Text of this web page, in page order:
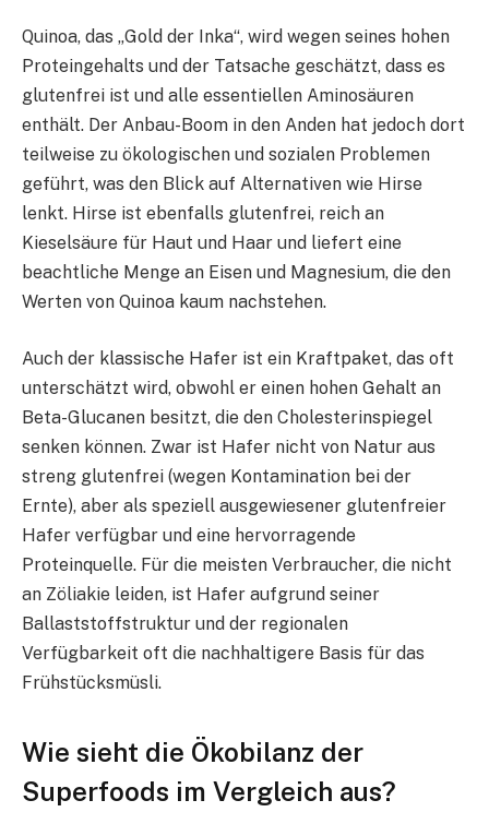
Quinoa, das „Gold der Inka“, wird wegen seines hohen
Proteingehalts und der Tatsache geschätzt, dass es
glutenfrei ist und alle essentiellen Aminosäuren
enthält. Der Anbau-Boom in den Anden hat jedoch dort
teilweise zu ökologischen und sozialen Problemen
geführt, was den Blick auf Alternativen wie Hirse
lenkt. Hirse ist ebenfalls glutenfrei, reich an
Kieselsäure für Haut und Haar und liefert eine
beachtliche Menge an Eisen und Magnesium, die den
Werten von Quinoa kaum nachstehen.
Auch der klassische Hafer ist ein Kraftpaket, das oft
unterschätzt wird, obwohl er einen hohen Gehalt an
Beta-Glucanen besitzt, die den Cholesterinspiegel
senken können. Zwar ist Hafer nicht von Natur aus
streng glutenfrei (wegen Kontamination bei der
Ernte), aber als speziell ausgewiesener glutenfreier
Hafer verfügbar und eine hervorragende
Proteinquelle. Für die meisten Verbraucher, die nicht
an Zöliakie leiden, ist Hafer aufgrund seiner
Ballaststoffstruktur und der regionalen
Verfügbarkeit oft die nachhaltigere Basis für das
Frühstücksmüsli.
Wie sieht die Ökobilanz der
Superfoods im Vergleich aus?